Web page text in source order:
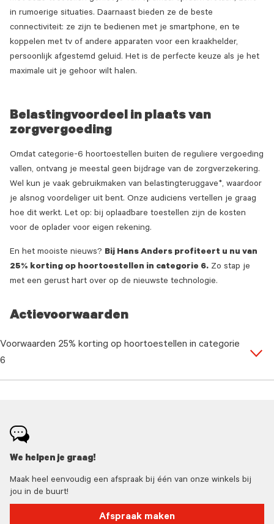
in rumoerige situaties. Daarnaast bieden ze de beste
connectiviteit: ze zijn te bedienen met je smartphone, en te
koppelen met tv of andere apparaten voor een kraakhelder,
persoonlijk afgestemd geluid. Het is de perfecte keuze als je het
maximale uit je gehoor wilt halen.
Belastingvoordeel in plaats van
zorgvergoeding
Omdat categorie-6 hoortoestellen buiten de reguliere vergoeding
vallen, ontvang je meestal geen bijdrage van de zorgverzekering.
Wel kun je vaak gebruikmaken van belastingteruggave*, waardoor
je alsnog voordeliger uit bent. Onze audiciens vertellen je graag
hoe dit werkt. Let op: bij oplaadbare toestellen zijn de kosten
voor de oplader voor eigen rekening.
En het mooiste nieuws? Bij Hans Anders profiteert u nu van
25% korting op hoortoestellen in categorie 6. Zo stap je
met een gerust hart over op de nieuwste technologie.
Actievoorwaarden
Voorwaarden 25% korting op hoortoestellen in categorie
6
We helpen je graag!
Maak heel eenvoudig een afspraak bij één van onze winkels bij
jou in de buurt!
Afspraak maken